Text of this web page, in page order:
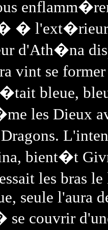
� l'ext�rieur
d'Ath�na
vint se
�tait bleue,
les Dieux
Dragons.
bient�t
les bras
seule l'aura
couvrir